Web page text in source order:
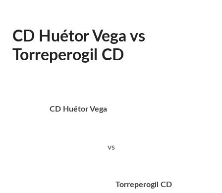
CD Huétor Vega vs
Torreperogil CD
CD Huétor Vega
vs
Torreperogil CD